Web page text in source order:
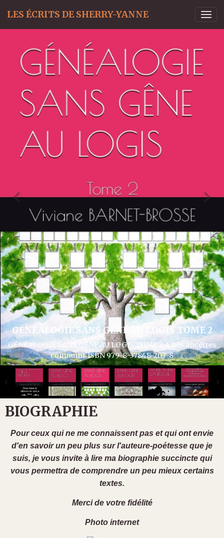
LES ÉCRITS DE SHERRY-YANNE
GÉNÉALOGIE SANS GÊNE AU LOGIS TOME 3
GÉNÉALOGIE SANS GÊNE AU LOGIS TOME 3 Articles divers
généalogie et histoire ISBN 979-8-37932-286-1
BIOGRAPHIE
Pour ceux qui ne me connaissent pas et qui ont envie
d'en savoir un peu plus sur l'auteure-poétesse que je
suis, je vous invite à lire ma biographie succincte qui
vous permettra de comprendre un peu mieux certains
textes.
Merci de votre fidélité
Photo internet